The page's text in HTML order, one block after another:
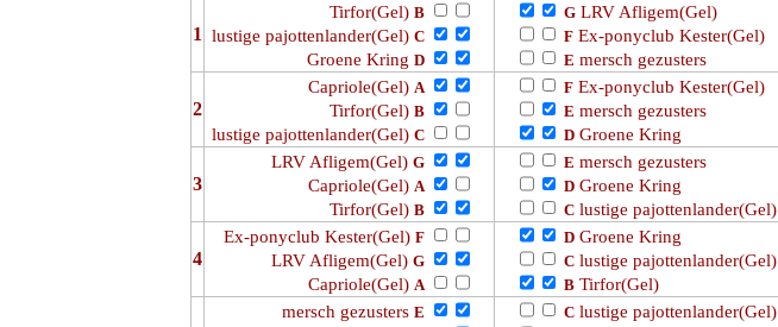
1
Tirfor(Gel) B
lustige pajottenlander(Gel) C
Groene Kring D
G LRV Afligem(Gel)
F Ex-ponyclub Kester(Gel)
E mersch gezusters
2
Capriole(Gel) A
Tirfor(Gel) B
lustige pajottenlander(Gel) C
F Ex-ponyclub Kester(Gel)
E mersch gezusters
D Groene Kring
3
LRV Afligem(Gel) G
Capriole(Gel) A
Tirfor(Gel) B
E mersch gezusters
D Groene Kring
C lustige pajottenlander(Gel)
4
Ex-ponyclub Kester(Gel) F
LRV Afligem(Gel) G
Capriole(Gel) A
D Groene Kring
C lustige pajottenlander(Gel)
B Tirfor(Gel)
mersch gezusters E C lustige pajottenlander(Gel)